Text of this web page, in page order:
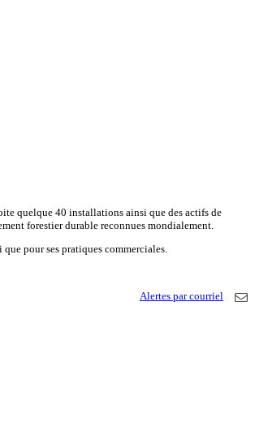
quelque 40 installations ainsi que des actifs de
forestier durable reconnues mondialement.
pour ses pratiques commerciales.
Alertes par courriel